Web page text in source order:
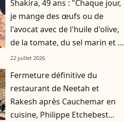
Shakira, 49 ans : "Chaque jour,
je mange des œufs ou de
l'avocat avec de l'huile d'olive,
de la tomate, du sel marin et un
smoothie"
22 juillet 2026
Fermeture définitive du
restaurant de Neetah et
Rakesh après Cauchemar en
cuisine, Philippe Etchebest